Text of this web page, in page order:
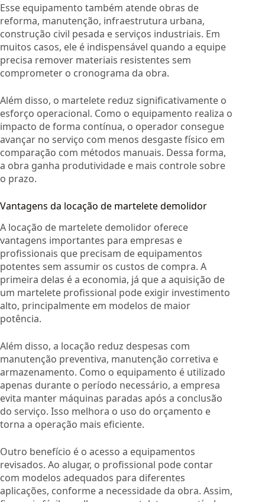
Esse equipamento também atende obras de
reforma, manutenção, infraestrutura urbana,
construção civil pesada e serviços industriais. Em
muitos casos, ele é indispensável quando a equipe
precisa remover materiais resistentes sem
comprometer o cronograma da obra.
Além disso, o martelete reduz significativamente o
esforço operacional. Como o equipamento realiza o
impacto de forma contínua, o operador consegue
avançar no serviço com menos desgaste físico em
comparação com métodos manuais. Dessa forma,
a obra ganha produtividade e mais controle sobre
o prazo.
Vantagens da locação de martelete demolidor
A locação de martelete demolidor oferece
vantagens importantes para empresas e
profissionais que precisam de equipamentos
potentes sem assumir os custos de compra. A
primeira delas é a economia, já que a aquisição de
um martelete profissional pode exigir investimento
alto, principalmente em modelos de maior
potência.
Além disso, a locação reduz despesas com
manutenção preventiva, manutenção corretiva e
armazenamento. Como o equipamento é utilizado
apenas durante o período necessário, a empresa
evita manter máquinas paradas após a conclusão
do serviço. Isso melhora o uso do orçamento e
torna a operação mais eficiente.
Outro benefício é o acesso a equipamentos
revisados. Ao alugar, o profissional pode contar
com modelos adequados para diferentes
aplicações, conforme a necessidade da obra. Assim,